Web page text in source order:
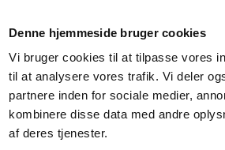
Denne hjemmeside bruger cookies
Vi bruger cookies til at tilpasse vores
til at analysere vores trafik. Vi deler
partnere inden for sociale medier,
kombinere disse data med andre
af deres tjenester.